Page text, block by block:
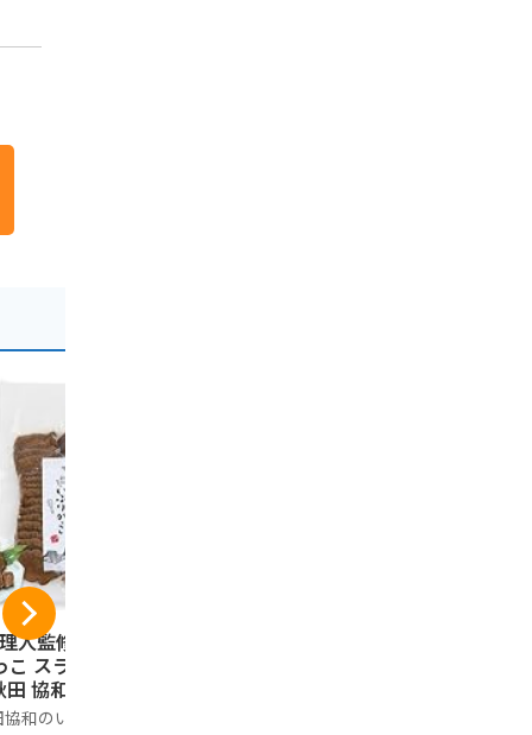
人監修] いぶり
こ スライス 150
協和 漬物 お
み ギフト 燻製
和のいぶりがっ